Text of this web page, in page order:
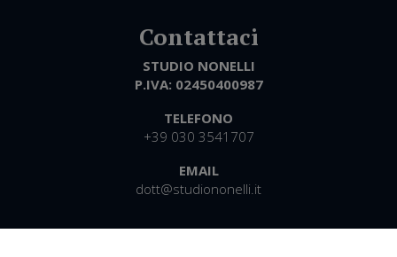
STUDIO NONELLI
P.IVA: 02450400987
TELEFONO
+39 030 3541707
EMAIL
dott@studiononelli.it